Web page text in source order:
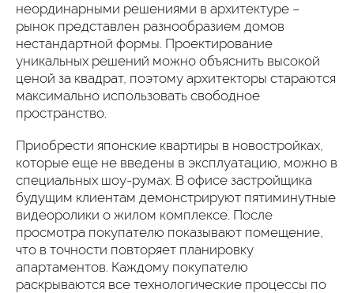
неординарными решениями в архитектуре –
рынок представлен разнообразием домов
нестандартной формы. Проектирование
уникальных решений можно объяснить высокой
ценой за квадрат, поэтому архитекторы стараются
максимально использовать свободное
пространство.
Приобрести японские квартиры в новостройках,
которые еще не введены в эксплуатацию, можно в
специальных шоу-румах. В офисе застройщика
будущим клиентам демонстрируют пятиминутные
видеоролики о жилом комплексе. После
просмотра покупателю показывают помещение,
что в точности повторяет планировку
апартаментов. Каждому покупателю
раскрываются все технологические процессы по